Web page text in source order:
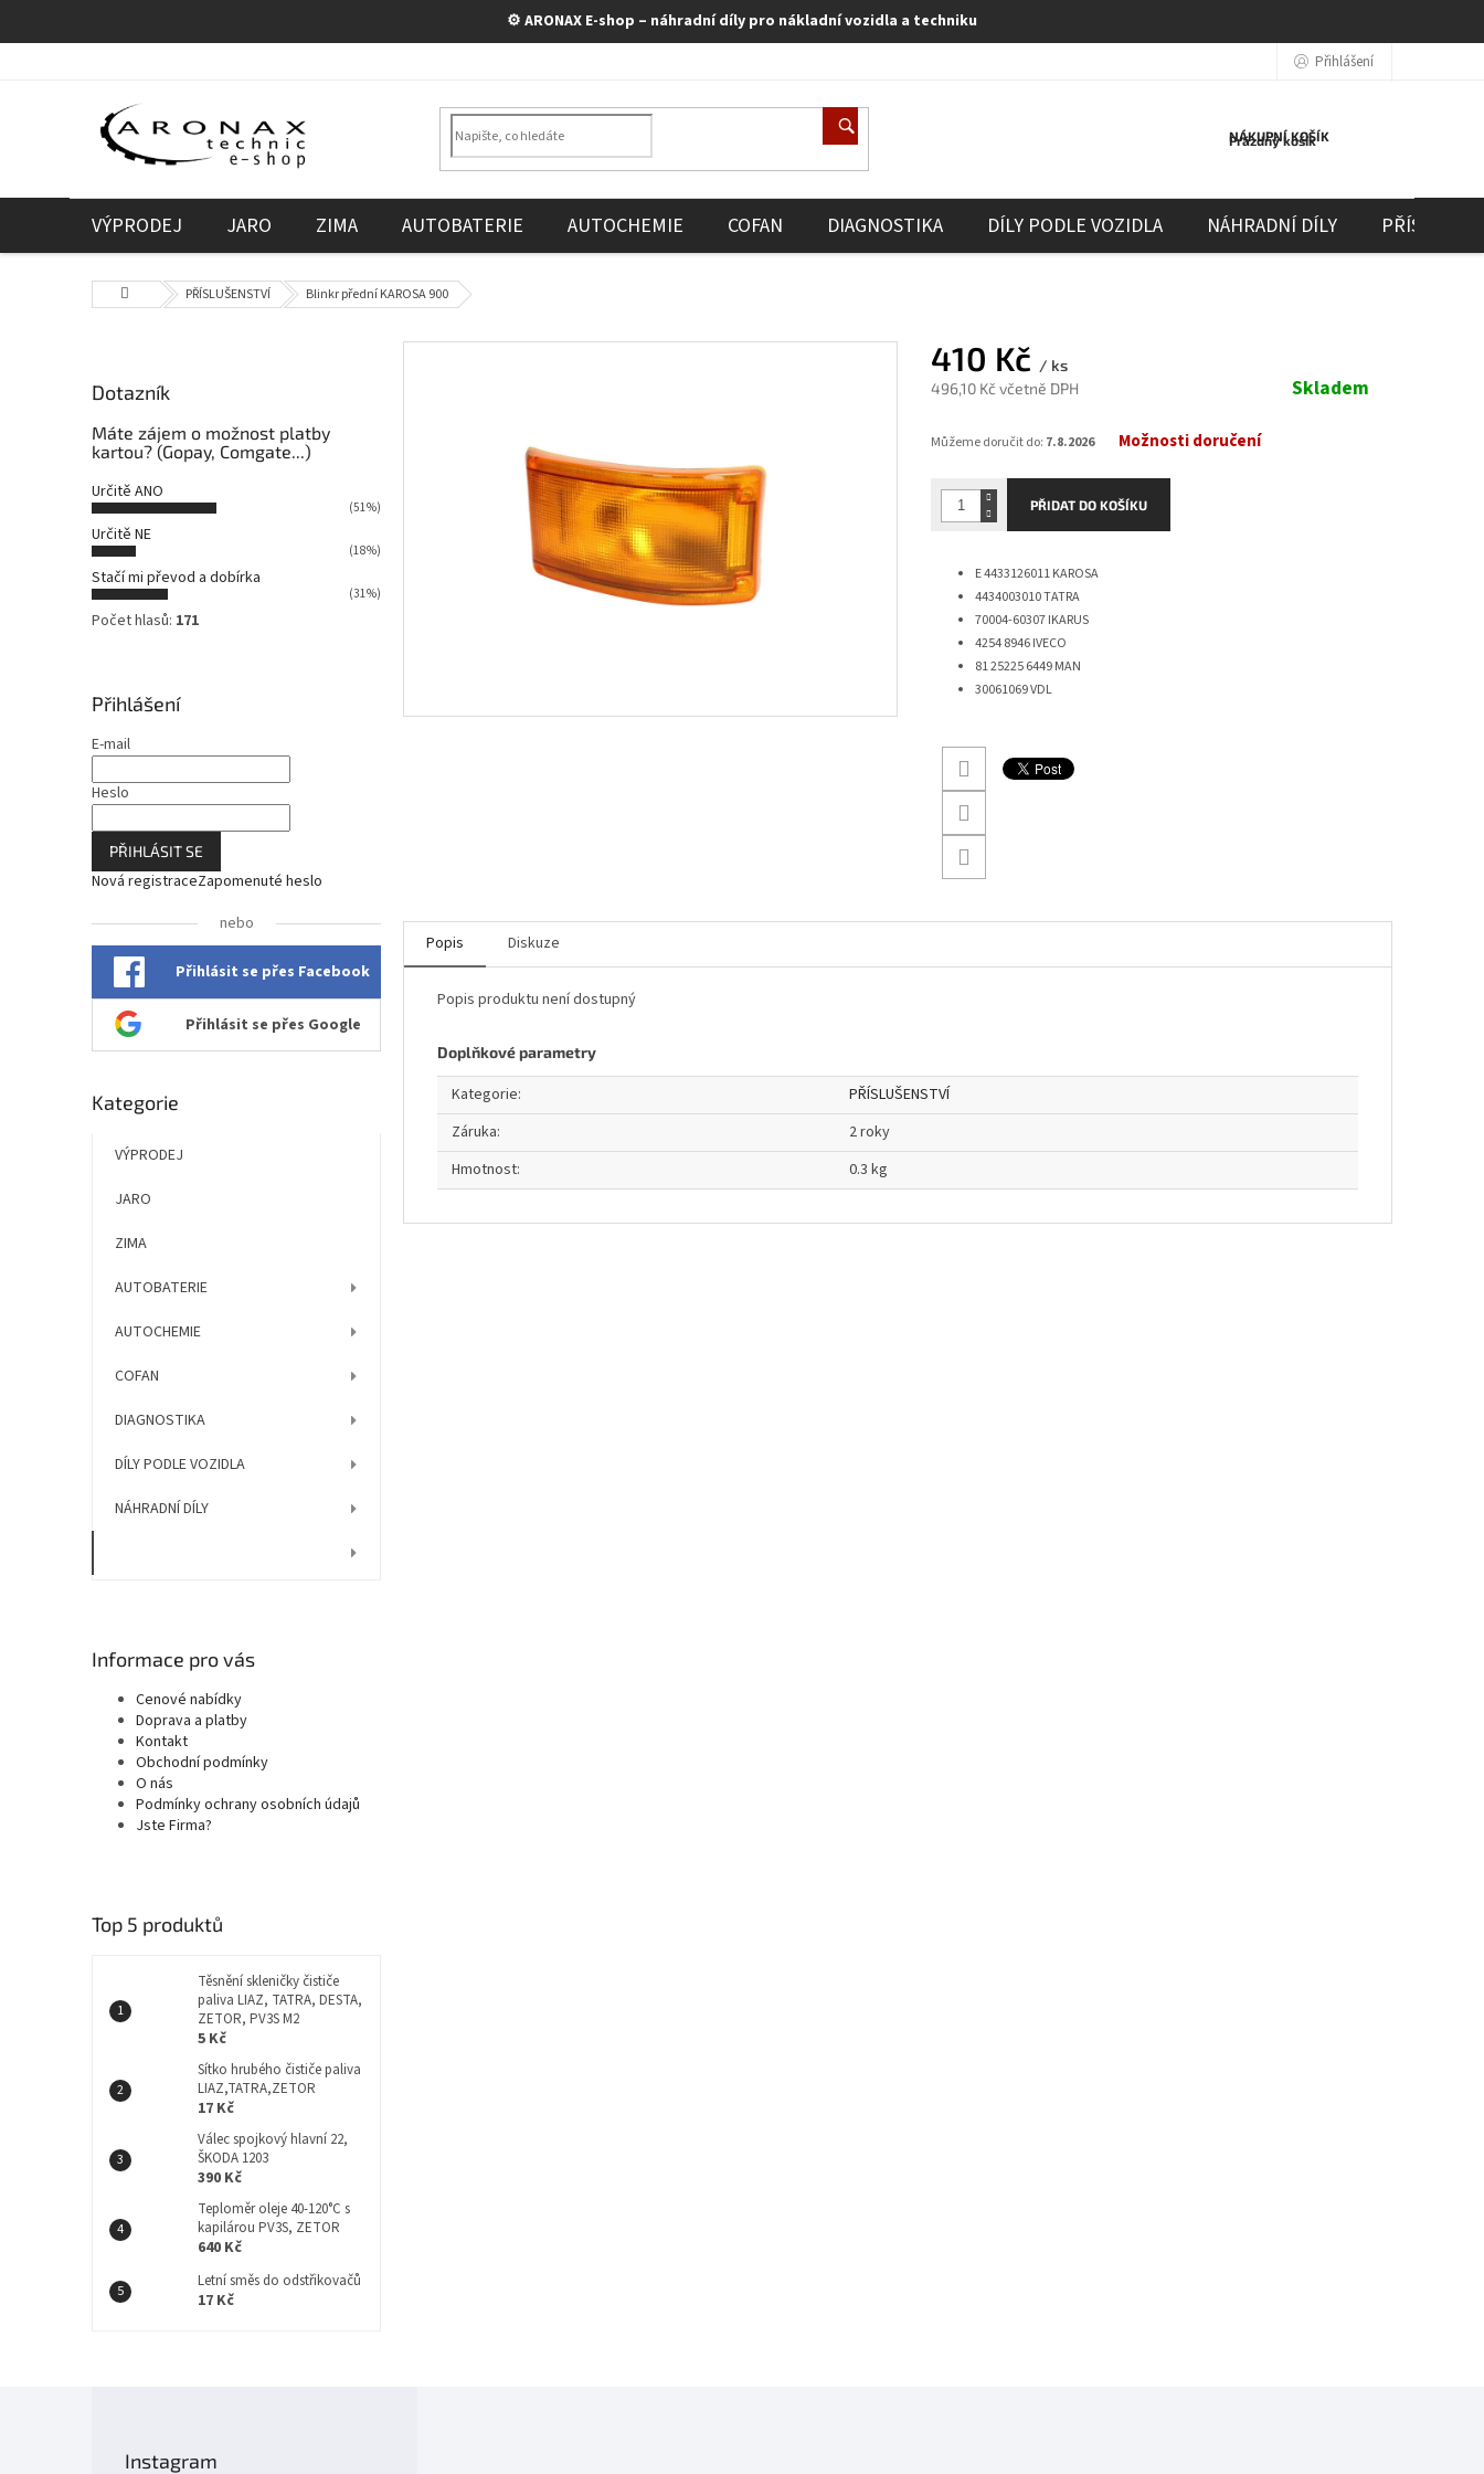
⚙️ ARONAX E-shop – náhradní díly pro nákladní vozidla a techniku
Přihlášení
NÁKUPNÍ KOŠÍK
Prázdný košík
VÝPRODEJ JARO ZIMA AUTOBATERIE AUTOCHEMIE COFAN DIAGNOSTIKA DÍLY PODLE VOZIDLA NÁHRADNÍ DÍLY
Domů PŘÍSLUŠENSTVÍ Blinkr přední KAROSA 900
s
t
r
n
n
í
p
a
n
Dotazník
Máte zájem o možnost platby
kartou? (Gopay, Comgate...)
Určitě ANO
(51%)
Určitě NE
(18%)
Stačí mi převod a dobírka
(31%)
Počet hlasů: 171
Přihlášení
E-mail
Heslo
PŘIHLÁSIT SE
Nová registraceZapomenuté heslo
nebo
Přihlásit se přes Facebook
Přihlásit se přes Google
Přeskočit
Kategorie
VÝPRODEJ
JARO
ZIMA
AUTOBATERIE
AUTOCHEMIE
COFAN
DIAGNOSTIKA
DÍLY PODLE VOZIDLA
NÁHRADNÍ DÍLY
Informace pro vás
Cenové nabídky
Doprava a platby
Kontakt
Obchodní podmínky
O nás
Podmínky ochrany osobních údajů
Jste Firma?
Top 5 produktů
Těsnění skleničky čističe
paliva LIAZ, TATRA, DESTA,
ZETOR, PV3S M2
5 Kč
Sítko hrubého čističe paliva
LIAZ,TATRA,ZETOR
17 Kč
Válec spojkový hlavní 22,
ŠKODA 1203
390 Kč
Teploměr oleje 40-120°C s
kapilárou PV3S, ZETOR
640 Kč
Letní směs do odstřikovačů
17 Kč
410 Kč / ks
496,10 Kč včetně DPH
cena:
Skladem
Můžeme doručit do: 7.8.2026 Možnosti doručení
PŘIDAT DO KOŠÍKU
E 4433126011 KAROSA
4434003010 TATRA
70004-60307IKARUS
4254 8946IVECO
81 25225 6449MAN
30061069VDL
Popis Diskuze
Popis produktu není dostupný
Doplňkové parametry
Kategorie:
PŘÍSLUŠENSTVÍ
Záruka:
2 roky
Hmotnost: 0.3 kg
Instagram